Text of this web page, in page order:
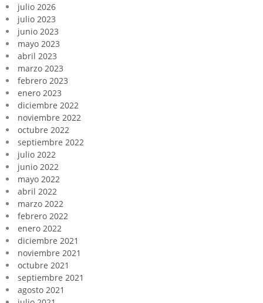
julio 2026
julio 2023
junio 2023
mayo 2023
abril 2023
marzo 2023
febrero 2023
enero 2023
diciembre 2022
noviembre 2022
octubre 2022
septiembre 2022
julio 2022
junio 2022
mayo 2022
abril 2022
marzo 2022
febrero 2022
enero 2022
diciembre 2021
noviembre 2021
octubre 2021
septiembre 2021
agosto 2021